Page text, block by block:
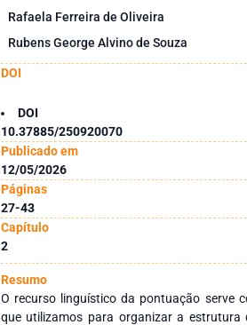
Rafaela Ferreira de Oliveira
Rubens George Alvino de Souza
DOI
DOI
10.37885/250920070
Publicado em
12/05/2026
Páginas
27-43
Capítulo
2
Resumo
O recurso linguístico da pontuação serve
que utilizamos para organizar a